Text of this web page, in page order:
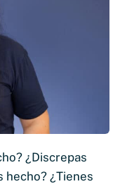
¿Discrepas
hecho? ¿Tienes